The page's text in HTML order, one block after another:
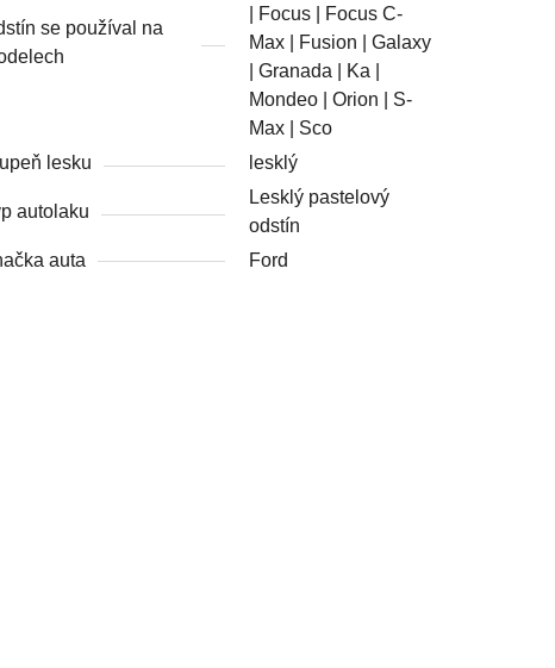
se používal na
| Focus | Focus C-
Max | Fusion | Galaxy
| Granada | Ka |
Mondeo | Orion | S-
Max | Sco
lesku
lesklý
autolaku
Lesklý pastelový
odstín
auta
Ford